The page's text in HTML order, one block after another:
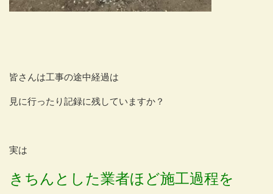
皆さんは工事の途中経過は
見に行ったり記録に残していますか？
実は
きちんとした業者ほど施工過程を